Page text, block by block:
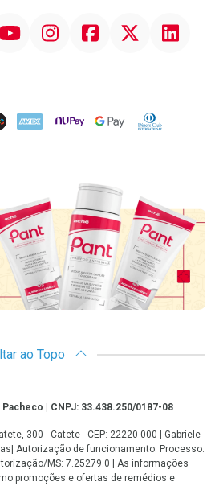
InstagramFacebookTwitter Linkedin
AMEX NuPay Google PayDiners Club
ao Topo
| CNPJ: 33.438.250/0187-08
300 - Catete - CEP: 22220-000 | Gabriele
Autorização de funcionamento: Processo:
MS: 7.25279.0 | As informações
promoções e ofertas de remédios e